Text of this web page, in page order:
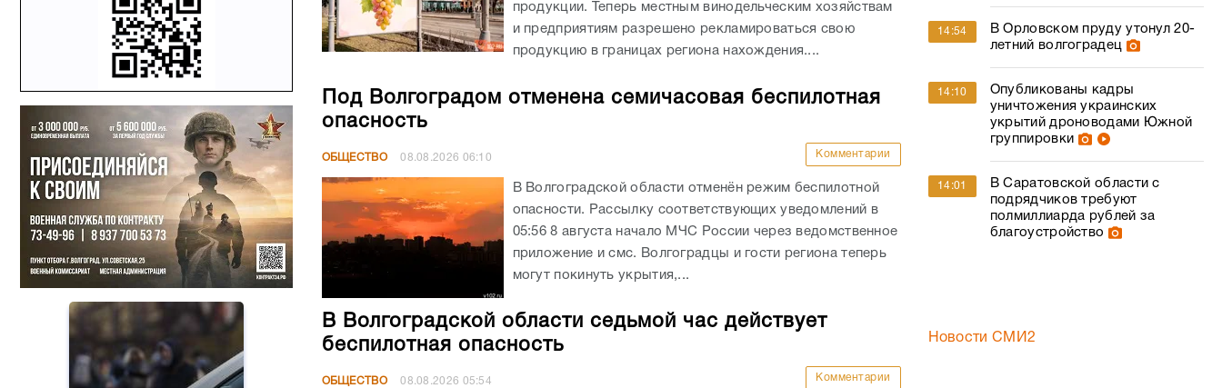
продукции. Теперь местным винодельческим хозяйствам
и предприятиям разрешено рекламироваться свою
продукцию в границах региона нахождения....
Под Волгоградом отменена семичасовая беспилотная
опасность
ОБЩЕСТВО 08.08.2026 06:10 Комментарии
В Волгоградской области отменён режим беспилотной
опасности. Рассылку соответствующих уведомлений в
05:56 8 августа начало МЧС России через ведомственное
приложение и смс. Волгоградцы и гости региона теперь
могут покинуть укрытия,...
В Волгоградской области седьмой час действует
беспилотная опасность
ОБЩЕСТВО 08.08.2026 05:54 Комментарии
14:54
В Орловском пруду утонул 20-
летний волгоградец
14:10
Опубликованы кадры
уничтожения украинских
укрытий дроноводами Южной
группировки
14:01
В Саратовской области с
подрядчиков требуют
полмиллиарда рублей за
благоустройство
Новости СМИ2